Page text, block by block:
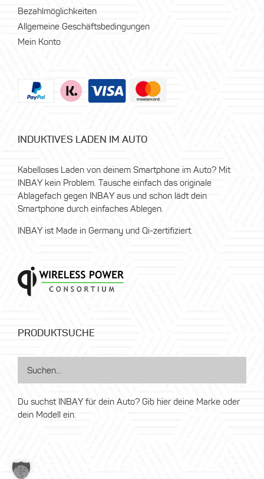
Bezahlmöglichkeiten
Allgemeine Geschäftsbedingungen
Mein Konto
INDUKTIVES LADEN IM AUTO
Kabelloses Laden von deinem Smartphone im Auto? Mit
INBAY kein Problem. Tausche einfach das originale
Ablagefach gegen INBAY aus und schon lädt dein
Smartphone durch einfaches Ablegen.
INBAY ist Made in Germany und Qi-zertifiziert.
PRODUKTSUCHE
Du suchst INBAY für dein Auto? Gib hier deine Marke oder
dein Modell ein.